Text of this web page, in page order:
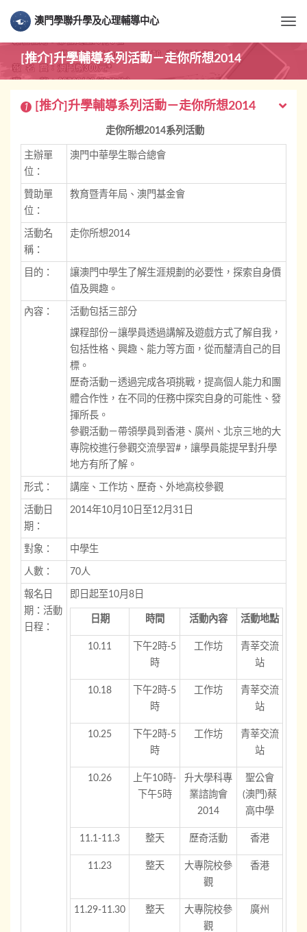
澳門學聯升學及心理輔導中心
[推介]升學輔導系列活動－走你所想2014
1 [推介]升學輔導系列活動－走你所想2014
走你所想2014系列活動
主辦單
位：
澳門中華學生聯合總會
贊助單
位：
教育暨青年局、澳門基金會
活動名
稱：
走你所想2014
目的：
讓澳門中學生了解生涯規劃的必要性，探索自身價
值及興趣。
內容： 活動包括三部分
課程部份－讓學員透過講解及遊戲方式了解自我，
包括性格、興趣、能力等方面，從而釐清自己的目
標。
歷奇活動－透過完成各項挑戰，提高個人能力和團
體合作性，在不同的任務中探究自身的可能性、發
揮所長。
參觀活動－帶領學員到香港、廣州、北京三地的大
專院校進行參觀交流學習#，讓學員能提早對升學
地方有所了解。
形式： 講座、工作坊、歷奇、外地高校參觀
活動日
期：
2014年10月10日至12月31日
對象： 中學生
人數： 70人
報名日
期：活動
日程：
即日起至10月8日
日期 時間 活動內容 活動地點
10.11
下午2時-5
時
工作坊
青莘交流
站
10.18
下午2時-5
時
工作坊
青莘交流
站
10.25
下午2時-5
時
工作坊
青莘交流
站
10.26
上午10時-
下午5時
升大學科專
業諮詢會
2014
聖公會
(澳門)蔡
高中學
11.1-11.3 整天 歷奇活動 香港
11.23 整天
大專院校參
觀
香港
11.29-11.30 整天
大專院校參
觀
廣州